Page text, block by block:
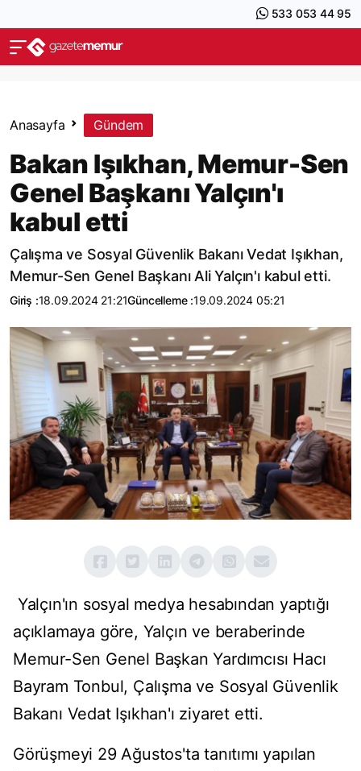
533 053 44 95
Anasayfa Gündem
Bakan Işıkhan, Memur-Sen
Genel Başkanı Yalçın'ı
kabul etti
Çalışma ve Sosyal Güvenlik Bakanı Vedat Işıkhan,
Memur-Sen Genel Başkanı Ali Yalçın'ı kabul etti.
Giriş :18.09.2024 21:21Güncelleme :19.09.2024 05:21
Yalçın'ın sosyal medya hesabından yaptığı
açıklamaya göre, Yalçın ve beraberinde
Memur-Sen Genel Başkan Yardımcısı Hacı
Bayram Tonbul, Çalışma ve Sosyal Güvenlik
Bakanı Vedat Işıkhan'ı ziyaret etti.
Görüşmeyi 29 Ağustos'ta tanıtımı yapılan